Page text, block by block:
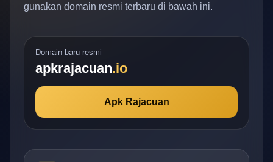
gunakan domain resmi terbaru di bawah ini.
Domain baru resmi
apkrajacuan.io
Apk Rajacuan